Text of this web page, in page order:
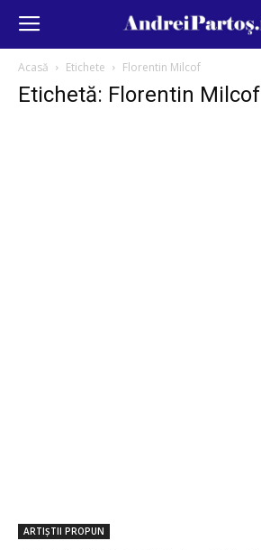
Acasă Etichete Florentin Milcof
Etichetă: Florentin Milcof
ARTIȘTII PROPUN